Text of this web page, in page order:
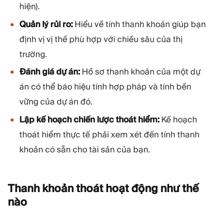
hiện).
Quản lý rủi ro:Hiểu về tính thanh khoản giúp bạn
định vị vị thế phù hợp với chiều sâu của thị
trường.
Đánh giá dự án:Hồ sơ thanh khoản của một dự
án có thể báo hiệu tính hợp pháp và tính bền
vững của dự án đó.
Lập kế hoạch chiến lược thoát hiểm:Kế hoạch
thoát hiểm thực tế phải xem xét đến tính thanh
khoản có sẵn cho tài sản của bạn.
Thanh khoản thoát hoạt động như thế
nào